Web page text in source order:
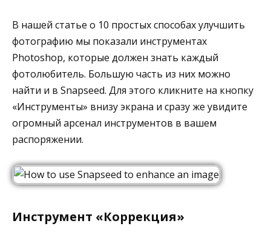
В нашей статье о 10 простых способах улучшить
фотографию мы показали инструментах
Photoshop, которые должен знать каждый
фотолюбитель. Большую часть из них можно
найти и в Snapseed. Для этого кликните на кнопку
«Инструменты» внизу экрана и сразу же увидите
огромный арсенал инструментов в вашем
распоряжении.
Инструмент «Коррекция»